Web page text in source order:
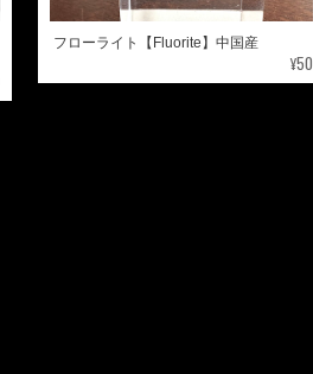
フローライト【Fluorite】中国産
¥50